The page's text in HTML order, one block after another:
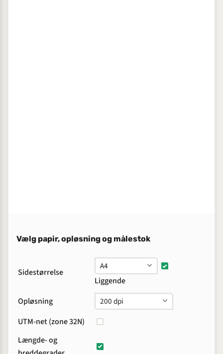
Vælg papir, opløsning og målestok
Sidestørrelse
Liggende
Opløsning
UTM-net (zone 32N)
Længde- og